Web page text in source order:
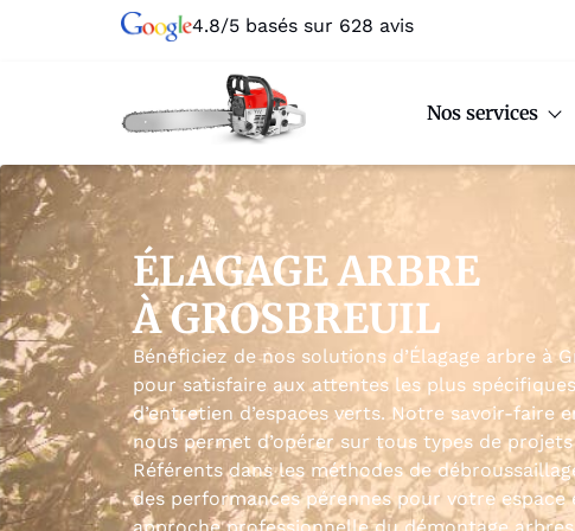
4.8/5 basés sur 628 avis
Nos services
ÉLAGAGE ARBRE
À GROSBREUIL
Bénéficiez de nos solutions d’Élagage arbre à
pour satisfaire aux attentes les plus
d’entretien d’espaces verts. Notre savoir-faire
nous permet d’opérer sur tous types de
Référents dans les méthodes de
des performances pérennes pour votre